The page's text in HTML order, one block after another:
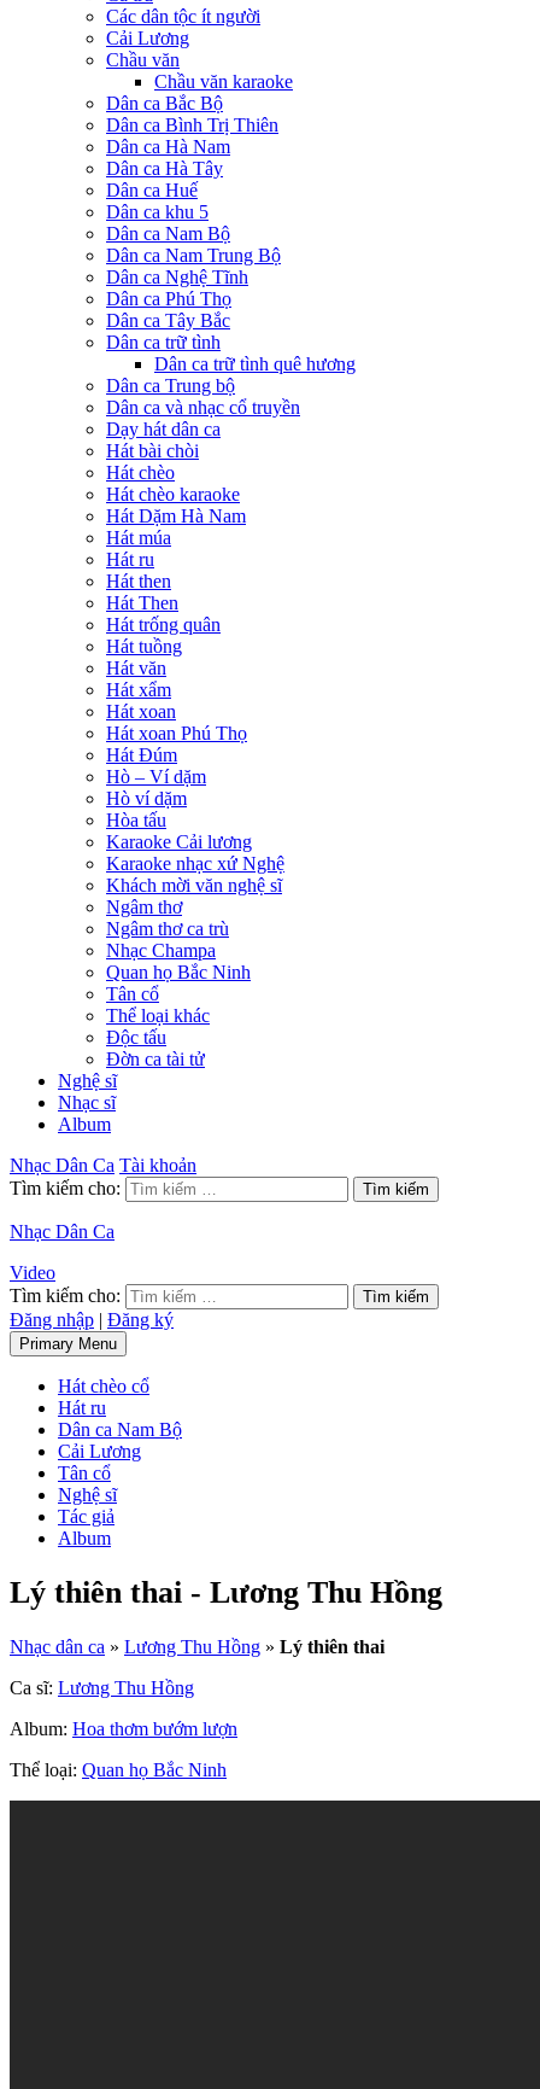
Các dân tộc ít người
Cải Lương
Chầu văn
Chầu văn karaoke
Dân ca Bắc Bộ
Dân ca Bình Trị Thiên
Dân ca Hà Nam
Dân ca Hà Tây
Dân ca Huế
Dân ca khu 5
Dân ca Nam Bộ
Dân ca Nam Trung Bộ
Dân ca Nghệ Tĩnh
Dân ca Phú Thọ
Dân ca Tây Bắc
Dân ca trữ tình
Dân ca trữ tình quê hương
Dân ca Trung bộ
Dân ca và nhạc cổ truyền
Dạy hát dân ca
Hát bài chòi
Hát chèo
Hát chèo karaoke
Hát Dặm Hà Nam
Hát múa
Hát ru
Hát then
Hát Then
Hát trống quân
Hát tuồng
Hát văn
Hát xẩm
Hát xoan
Hát xoan Phú Thọ
Hát Đúm
Hò – Ví dặm
Hò ví dặm
Hòa tấu
Karaoke Cải lương
Karaoke nhạc xứ Nghệ
Khách mời văn nghệ sĩ
Ngâm thơ
Ngâm thơ ca trù
Nhạc Champa
Quan họ Bắc Ninh
Tân cổ
Thể loại khác
Độc tấu
Đờn ca tài tử
Nghệ sĩ
Nhạc sĩ
Album
Nhạc Dân Ca Tài khoản
Tìm kiếm cho:
Nhạc Dân Ca
Video
Tìm kiếm cho:
Đăng nhập | Đăng ký
Primary Menu
Hát chèo cổ
Hát ru
Dân ca Nam Bộ
Cải Lương
Tân cổ
Nghệ sĩ
Tác giả
Album
Lý thiên thai - Lương Thu Hồng
Nhạc dân ca » Lương Thu Hồng » Lý thiên thai
Ca sĩ: Lương Thu Hồng
Album: Hoa thơm bướm lượn
Thể loại: Quan họ Bắc Ninh